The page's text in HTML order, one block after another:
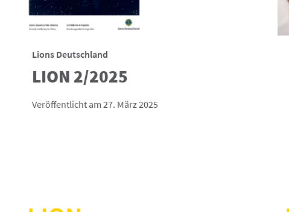
Lions Deutschland
LION 2/2025
Veröffentlicht am 27. März 2025